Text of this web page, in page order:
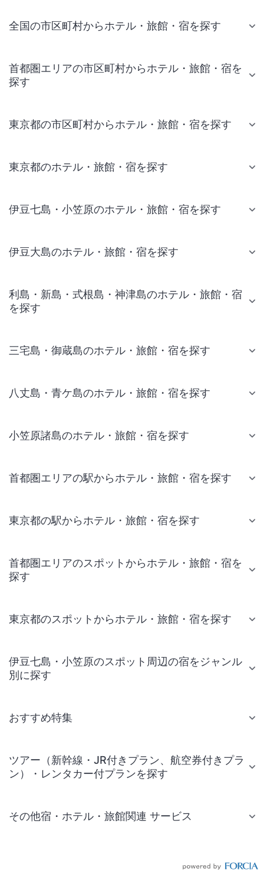
全国の市区町村からホテル・旅館・宿を探す
首都圏エリアの市区町村からホテル・旅館・宿を
探す
東京都の市区町村からホテル・旅館・宿を探す
東京都のホテル・旅館・宿を探す
伊豆七島・小笠原のホテル・旅館・宿を探す
伊豆大島のホテル・旅館・宿を探す
利島・新島・式根島・神津島のホテル・旅館・宿
を探す
三宅島・御蔵島のホテル・旅館・宿を探す
八丈島・青ケ島のホテル・旅館・宿を探す
小笠原諸島のホテル・旅館・宿を探す
首都圏エリアの駅からホテル・旅館・宿を探す
東京都の駅からホテル・旅館・宿を探す
首都圏エリアのスポットからホテル・旅館・宿を
探す
東京都のスポットからホテル・旅館・宿を探す
伊豆七島・小笠原のスポット周辺の宿をジャンル
別に探す
おすすめ特集
ツアー（新幹線・JR付きプラン、航空券付きプラ
ン）・レンタカー付プランを探す
その他宿・ホテル・旅館関連 サービス